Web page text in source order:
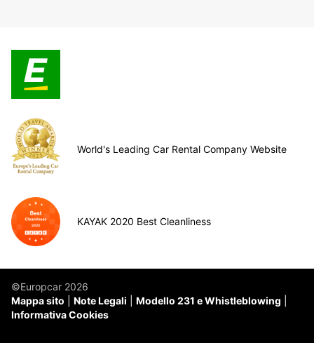
World's Leading Car Rental Company Website
KAYAK 2020 Best Cleanliness
©Europcar 2026
Mappa sito
Note Legali
Modello 231 e Whistleblowing
Informativa Cookies